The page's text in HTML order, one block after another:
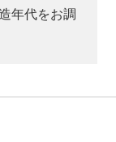
年代をお調